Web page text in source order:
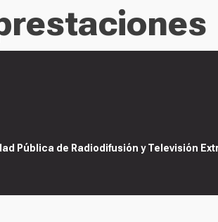
Pública de Radiodifusión y Televisión